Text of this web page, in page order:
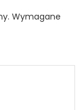
Wymagane